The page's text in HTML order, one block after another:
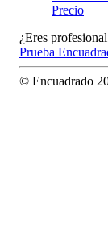
Precio
¿Eres
Prueba
© Encuadrado